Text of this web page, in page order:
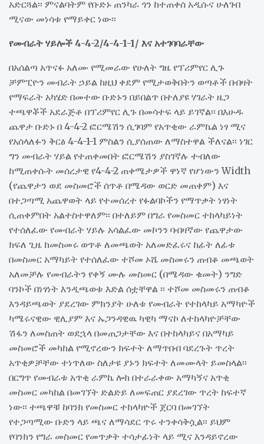
አድርጓል፡፡ ምናልባትም የቡድኑ ጠንካራ ጎን ከተጠቀሰ አዲሱና ሁለገብ
ሚናው መነሳቱ የማይቀር ነው፡፡
የመብራት ሃይሎች 4-4-2/4-4-1-1/ እና አተገባባራቸው
በአሰልጣ አጥናፉ አለሙ የሚመራው የሁለት ግዜ የፕሪምየር ሊጉ
ቻምፒዮን መብራት ኃይል ከዚህ ቀደም የሚታወቅበትን ወጣቶች በብዛት
የማፍራት አካሄድ በመተው ቡድኑን በይበልጥ በተለያዩ ሃገራት ዜጋ
ተጫዋቾች አደራጅቶ በፕሪምየር ሊጉ በመሳተፍ ላይ ይገኛል፡፡ በእሁዱ
ጨዋታ ቡድኑ በ 4-4-2 ፎርሜሽን ሲገባም የአጥቂው ራምኬል ነፃ ሚና
የአሰላለፉን ቅርፅ 4-4-1-1 ምስልን ሲያሰጠው ለማስተዋል ችለናል፡፡ ነገር
ግን መብራት ሃይል የተጠቀመበት ፎርሜሽን ያስገኛሉ ተብለው
ከሚጠቀሱት መሰረታዊ የ4-4-2 ጠቀሜታዎች ዋነኛ የሆነውን Width
(የጨዋታን ወደ መስመሮች ሰጥቶ በሜዳው ወርድ መጠቀም) እና
በተጋጣሚ አጨዋወት ላይ የተመሰረተ የፉልባኮችን የማጥቃት ነፃነት
ሲጠቀምበት አልተስተዋለም፡፡ በተለይም በግራ የመስመር ተከላካይነት
የተሰለፈው የመብራት ሃይሉ አሳልፈው መኮንን ባብዛኛው የጨዋታው
ክፍለ ጊዜ ከመስመሩ ወጥቶ ለመጫወት አለመድፈሩና ከፊት ለፊቱ
በመስመር አማካይት የተሰለፈው ተሾመ ኦሼ መስመሩን ጠብቆ መጫወት
አለመቻሉ የመብራትን የቀኝ ሙሉ መስመር (በሜዳው ቁመት) ንግድ
ባንኮች በነፃነት እንዲጫወቱ እድል ሰቷቸዋል ፡፡ ተሾመ መስመሩን ጠብቆ
እንዳይጫወት ያደረገው ምክንያት ሁለቱ የመብራት የተከላካይ አማካዮች
ካሜሩናዊው ዊሊያም እና ኡጋንዳዊዉ ካዊካ ማናኮ ለተከላካዮቻቸው
ሽፋን ለመስጠት ወደኋላ በመጠጋታቸው እና በተከላካይና በአማካይ
መስመሮች መካከል የሚኖረውን ክፍተት ለማጥበብ ባደረጉት ጥረት
አጥቂዎቻቸው ተነጥለው ስለታዩ ያኑን ክፍተት ለመሙላት ይመስላል፡፡
በርግጥ የመብራቱ አጥቂ ራምኬ ሎክ በተራራቀው አማካኝና አጥቂ
መስመር መካከል በመገኘት ድልድይ ለመፍጠር ያደረገው ጥረት ከፍተኛ
ነው፡፡ ተጫዋቹ ከባንክ የመስመር ተከላካዮች ጀርባ በመገኘት
የተጋጣሚው ቡድን ላይ ጫና ለማሳደር ጥሩ ተንቀሳቅሷል፡፡ ይህም
የባንክን የግራ መስመር የመጥቃት ተሳታፊነት ላይ ሚና እንዳይኖረው